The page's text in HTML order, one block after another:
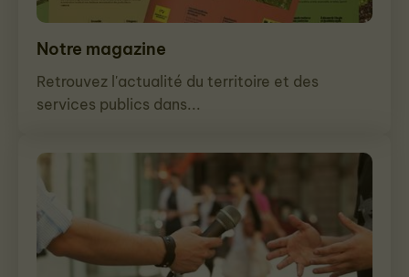
Notre magazine
Retrouvez l'actualité du territoire et des
services publics dans...